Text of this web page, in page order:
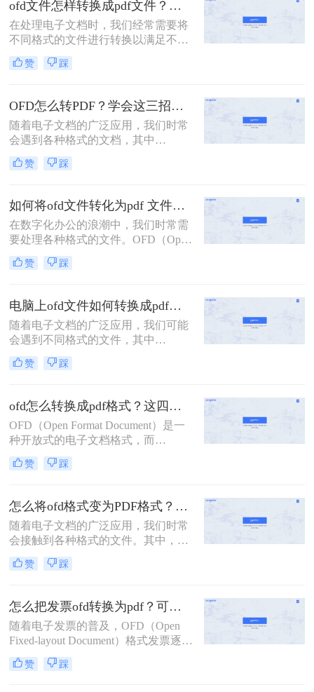
Document Format）格式的普及性和兼
容性，我们有时需要将OFD文件转换
成PDF格式以便更好地分享、打印或
存档。那么怎么将ofd文件转换成pdf
格式呢？本文将详细介绍几种将OFD
ofd文件怎样转换成pdf文件？这二种方法很方便!！
在处理电子文档时，我们经常需要将
不同格式的文件进行转换以满足不同
需求。OFD（Open Fixed-layout
Document）作为一种特定的文档格
而，为了更广泛地分享和查阅文档，
很多用户需要将OFD文件转换为
PDF（Portable Document Format）格
式。那么ofd文件怎样转换成pdf文件
呢？本文将为您介绍二种将OFD文件
转换为PDF文件的方法，并附上每种
赞 踩
OFD怎么转PDF？学会这三招，一分钟轻松解决！
随着电子文档的广泛应用，我们时常
会遇到各种格式的文档，其中
OFD（Open Fixed-layout Document）
格式是近年来逐渐流行的一种电子文
Document Format）格式的广泛兼容性
和稳定性，很多用户需要将OFD文档
转换为PDF格式。那么OFD怎么转
PDF呢？本文将详细介绍OFD转PDF
的操作方法，并推荐一些实用的转换
工具。
赞 踩
如何将ofd文件转化为pdf 文件？这二种方法分享给你！
在数字化办公的浪潮中，我们时常需
要处理各种格式的文件。OFD（Open
Fixed-layout Document）文件作为一种
特定的电子文档格式，在一些特定领
应用。然而，由于PDF（Portable
Document Format）文件的广泛兼容性
和出色的阅读体验，我们有时需要将
OFD文件转化为PDF格式。本文将详
细介绍如何将ofd文件转化为pdf 文件
的几种方法。
赞 踩
电脑上ofd文件如何转换成pdf格式？建议你试试这三种方法！
随着电子文档的广泛应用，我们可能
会遇到不同格式的文件，其中
OFD（Open Fixed-layout Document）
格式是一种在电子公文、电子票据等
而，由于PDF（Portable Document
Format）格式的通用性和跨平台兼容
性，很多时候我们需要将OFD文件转
换为PDF格式。下面，我将详细介绍
电脑上ofd文件如何转换成pdf格式的
几种方法。
赞 踩
ofd怎么转换成pdf格式？这四个方法你应该知道！
OFD（Open Format Document）是一
种开放式的电子文档格式，而
PDF（Portable Document Format）是
一种便携式文档格式。如果你遇到需
况，可以采取一些简单的方法来实
现。那么OFD怎么转换成PDF格式
呢？在本文中，我们将介绍几种常见
的转换方法，让你轻松实现OFD到
PDF的格式转换。
赞 踩
怎么将ofd格式变为PDF格式？教你三种方法，3秒就能轻松搞定！
随着电子文档的广泛应用，我们时常
会接触到各种格式的文件。其中，
OFD（Open Fixed-layout Document）
格式在电子公文、电子发票等领域有
PDF（Portable Document Format）格
式的跨平台兼容性和良好的阅读体
验，许多用户希望将OFD格式文件转
换为PDF格式。那么怎么将ofd格式变
为PDF格式呢？本文将介绍几种将
OFD格式文件转换为PDF格式的方
赞 踩
怎么把发票ofd转换为pdf？可以试试这2种方法！
随着电子发票的普及，OFD（Open
Fixed-layout Document）格式发票逐渐
成为了一种常见的电子发票格式。然
而，由于PDF（Portable Document
赞 踩